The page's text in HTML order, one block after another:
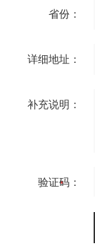
省份：
详细地址：
补充说明：
验证码：